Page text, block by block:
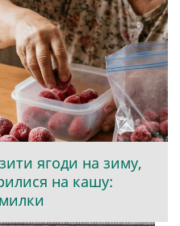
ягоди на зиму,
на кашу: